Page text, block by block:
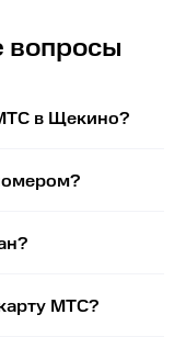
вопросы
в Щекино?
МТС?